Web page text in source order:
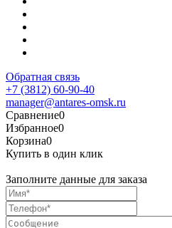
Обратная связь
+7 (3812) 60-90-40
manager@antares-omsk.ru
Сравнение0
Избранное0
Корзина0
Купить в один клик
Заполните данные для заказа